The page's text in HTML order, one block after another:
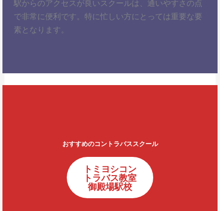
駅からのアクセスが良いスクールは、通いやすさの点
で非常に便利です。特に忙しい方にとっては重要な要
素となります。
おすすめのコントラバススクール
トミヨシコン
トラバス教室
御殿場駅校